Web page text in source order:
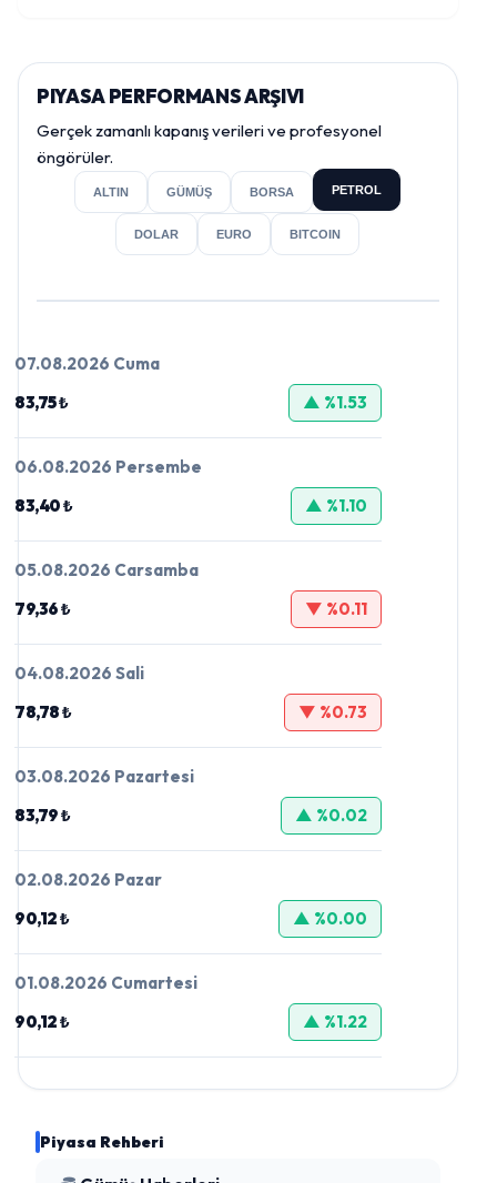
PIYASA PERFORMANS ARŞIVI
Gerçek zamanlı kapanış verileri ve profesyonel
öngörüler.
ALTIN GÜMÜŞ BORSA PETROL
DOLAR EURO BITCOIN
07.08.2026 Cuma
83,75 ₺
▲ %1.53
06.08.2026 Persembe
83,40 ₺
▲ %1.10
05.08.2026 Carsamba
79,36 ₺
▼ %0.11
04.08.2026 Sali
78,78 ₺
▼ %0.73
03.08.2026 Pazartesi
83,79 ₺
▲ %0.02
02.08.2026 Pazar
90,12 ₺
▲ %0.00
01.08.2026 Cumartesi
90,12 ₺
▲ %1.22
Piyasa Rehberi